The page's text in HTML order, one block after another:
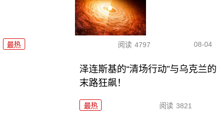
最热 阅读 4797 08-04
泽连斯基的“清场行动”与乌克兰的
末路狂飙！
最热 阅读 3821